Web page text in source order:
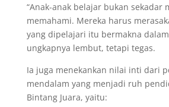
“Anak-anak belajar bukan sekadar
memahami. Mereka harus
yang dipelajari itu bermakna
ungkapnya lembut, tetapi tegas.
Ia juga menekankan nilai inti dari
mendalam yang menjadi ruh
Bintang Juara, yaitu: